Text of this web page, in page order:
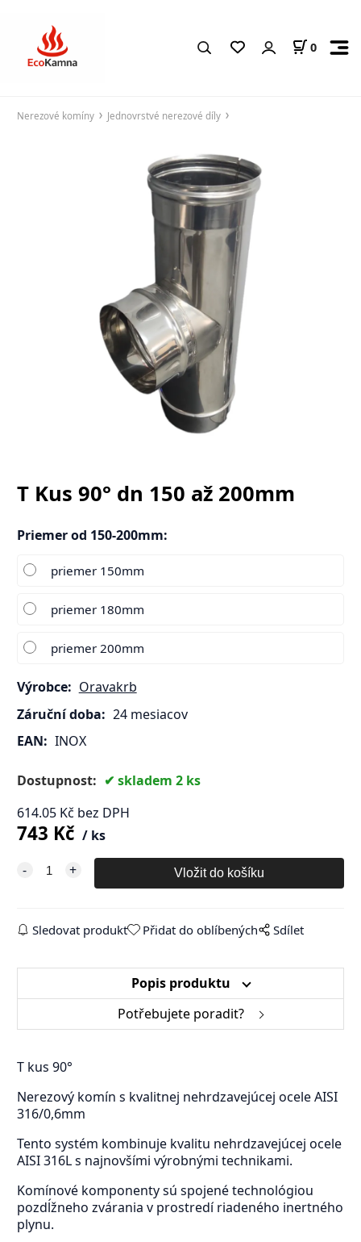
0
Nerezové komíny Jednovrstvé nerezové díly
T Kus 90° dn 150 až 200mm
Priemer od 150-200mm:
priemer 150mm
priemer 180mm
priemer 200mm
Výrobce: Oravakrb
Záruční doba: 24 mesiacov
EAN: INOX
Dostupnost:
skladem 2 ks
614.05Kč bez DPH
743 Kč ks
Sledovat produkt Přidat do oblíbených Sdílet
Popis produktu
Potřebujete poradit?
T kus 90°
Nerezový komín s kvalitnej nehrdzavejúcej ocele AISI
316/0,6mm
Tento systém kombinuje kvalitu nehrdzavejúcej ocele
AISI 316L s najnovšími výrobnými technikami.
Komínové komponenty sú spojené technológiou
pozdĺžneho zvárania v prostredí riadeného inertného
plynu.